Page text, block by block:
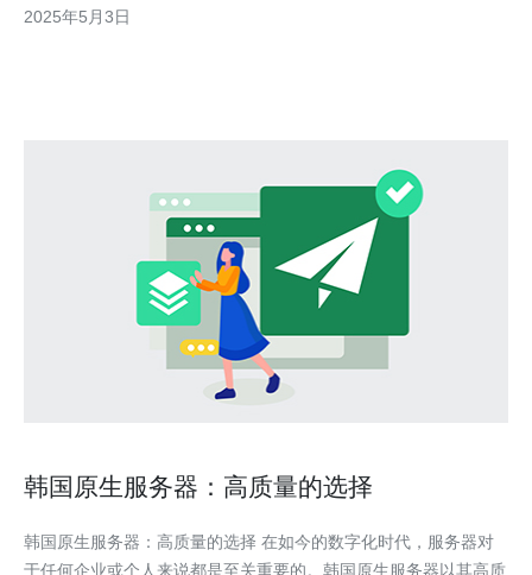
的性能。无论是处理大量数据、运行复杂的应用程序还是支持高并
2025年5月3日
韩国原生服务器：高质量的选择
韩国原生服务器：高质量的选择 在如今的数字化时代，服务器对
于任何企业或个人来说都是至关重要的。韩国原生服务器以其高质